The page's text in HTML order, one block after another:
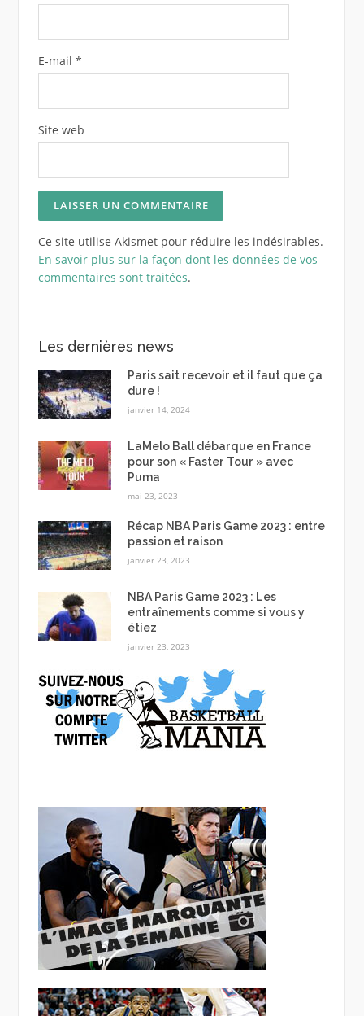
E-mail *
Site web
Ce site utilise Akismet pour réduire les indésirables.
En savoir plus sur la façon dont les données de vos
commentaires sont traitées.
Les dernières news
Paris sait recevoir et il faut que ça
dure !
janvier 14, 2024
LaMelo Ball débarque en France
pour son « Faster Tour » avec
Puma
mai 23, 2023
Récap NBA Paris Game 2023 : entre
passion et raison
janvier 23, 2023
NBA Paris Game 2023 : Les
entraînements comme si vous y
étiez
janvier 23, 2023